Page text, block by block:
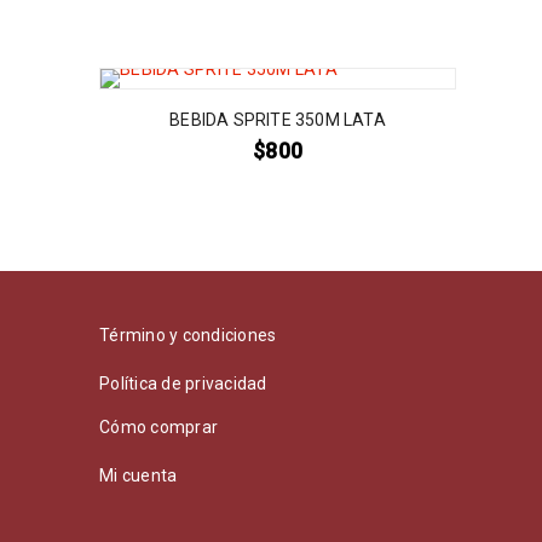
BEBIDA SPRITE 350M LATA
$800
Término y condiciones
Política de privacidad
Cómo comprar
Mi cuenta